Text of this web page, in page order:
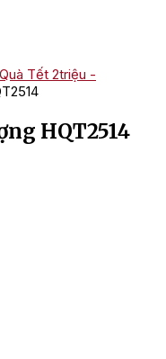
Tết 2triệu -
HQT2514